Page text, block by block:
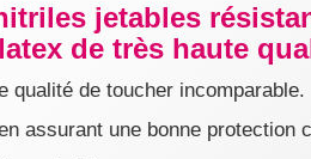
jetables
de très haute
qualité de toucher incomparable.
assurant une bonne protection